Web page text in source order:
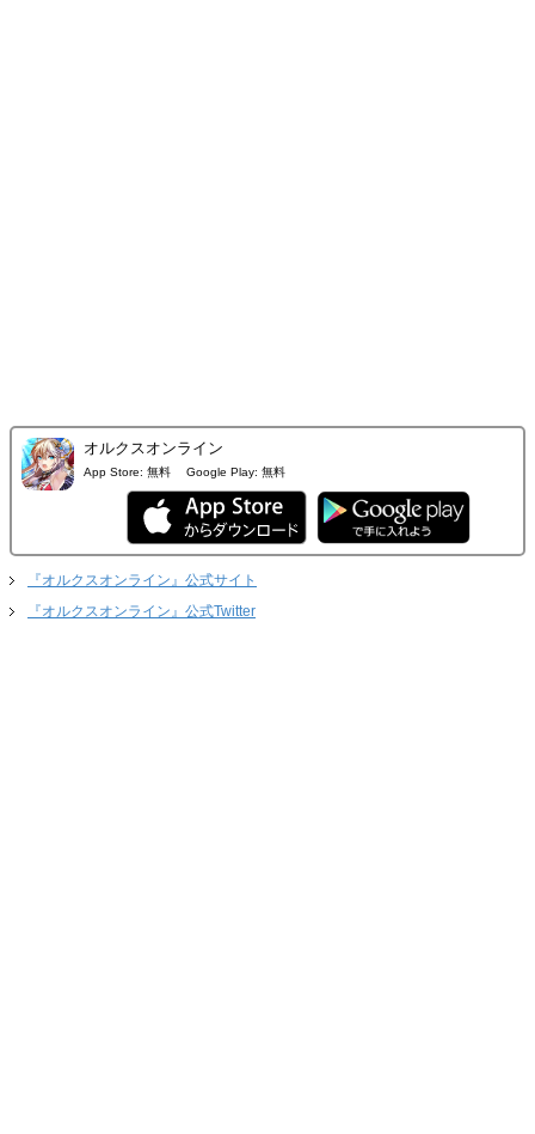
オルクスオンライン
App Store: 無料 Google Play: 無料
『オルクスオンライン』公式サイト
『オルクスオンライン』公式Twitter